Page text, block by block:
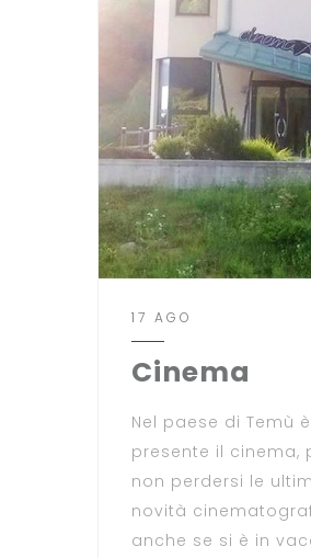
17 AGO
Cinema
Nel paese di Temù è
presente il cinema,
non perdersi le
novità
anche se si è in